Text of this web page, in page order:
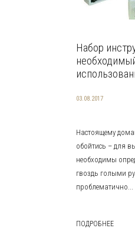
Набор
03.08.2017
Настоящему
обойтись – для
необходимы
гвоздь голыми
проблематично...
ПОДРОБНЕЕ